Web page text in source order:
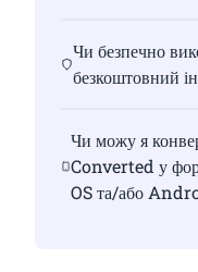
Чи безпечно
безкоштовний
Чи можу я
Converted у
OS та/або